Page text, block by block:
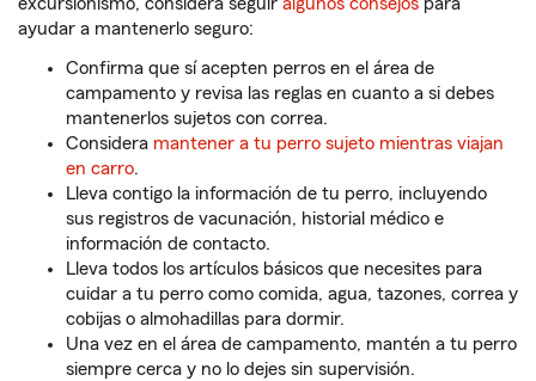
excursionismo, considera seguir algunos consejos para
ayudar a mantenerlo seguro:
Confirma que sí acepten perros en el área de
campamento y revisa las reglas en cuanto a si debes
mantenerlos sujetos con correa.
Considera mantener a tu perro sujeto mientras viajan
en carro.
Lleva contigo la información de tu perro, incluyendo
sus registros de vacunación, historial médico e
información de contacto.
Lleva todos los artículos básicos que necesites para
cuidar a tu perro como comida, agua, tazones, correa y
cobijas o almohadillas para dormir.
Una vez en el área de campamento, mantén a tu perro
siempre cerca y no lo dejes sin supervisión.